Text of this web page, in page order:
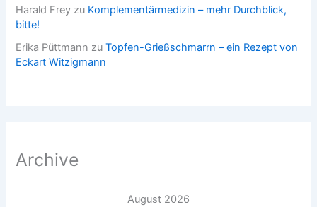
Harald Frey zu Komplementärmedizin – mehr Durchblick,
bitte!
Erika Püttmann zuTopfen-Grießschmarrn – ein Rezept von
Eckart Witzigmann
Archive
August 2026